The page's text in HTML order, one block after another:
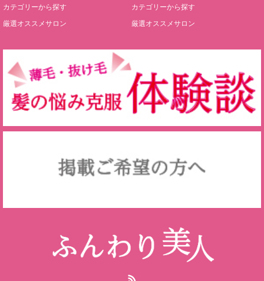
カテゴリーから探す
厳選オススメサロン
カテゴリーから探す
厳選オススメサロン